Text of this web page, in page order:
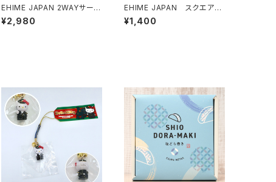
EHIME JAPAN 2WAYサーモ
ボトルホルダー
¥2,980
EHIME JAPAN スクエアポ
ーチ
¥1,400